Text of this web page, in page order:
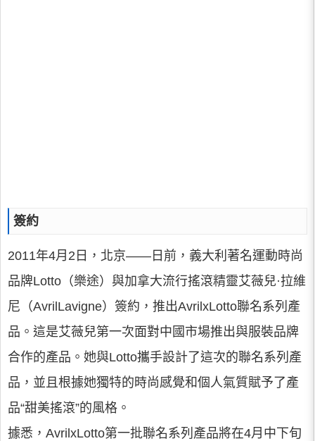
簽約
2011年4月2日，北京——日前，義大利著名運動時尚
品牌Lotto（樂途）與加拿大流行搖滾精靈艾薇兒·拉維
尼（AvrilLavigne）簽約，推出AvrilxLotto聯名系列產
品。這是艾薇兒第一次面對中國市場推出與服裝品牌
合作的產品。她與Lotto攜手設計了這次的聯名系列產
品，並且根據她獨特的時尚感覺和個人氣質賦予了產
品“甜美搖滾”的風格。
據悉，AvrilxLotto第一批聯名系列產品將在4月中下旬